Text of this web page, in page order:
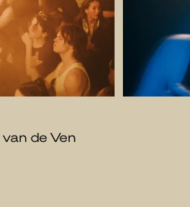
de Ven